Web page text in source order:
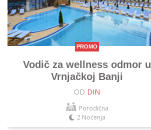
PROMO
Vodič za wellness odmor u
Vrnjačkoj Banji
OD DIN
Porodična
2 Noćenja